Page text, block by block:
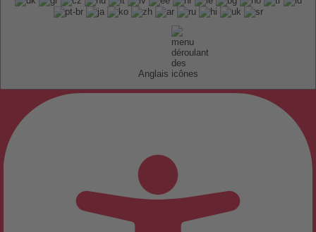
Anglais